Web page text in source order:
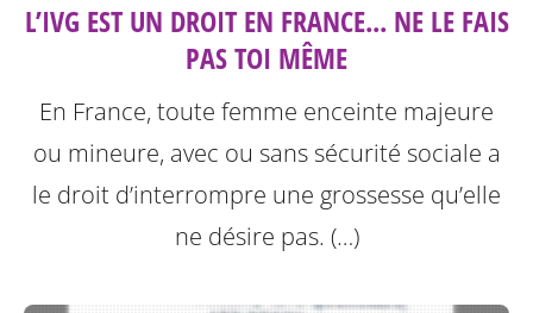
L’IVG EST UN DROIT EN FRANCE... NE LE FAIS
PAS TOI MÊME
En France, toute femme enceinte majeure
ou mineure, avec ou sans sécurité sociale a
le droit d’interrompre une grossesse qu’elle
ne désire pas. (…)